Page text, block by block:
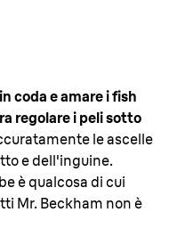
coda e amare i fish
regolare i peli sotto
le ascelle
e dell'inguine.
è qualcosa di cui
Mr. Beckham non è